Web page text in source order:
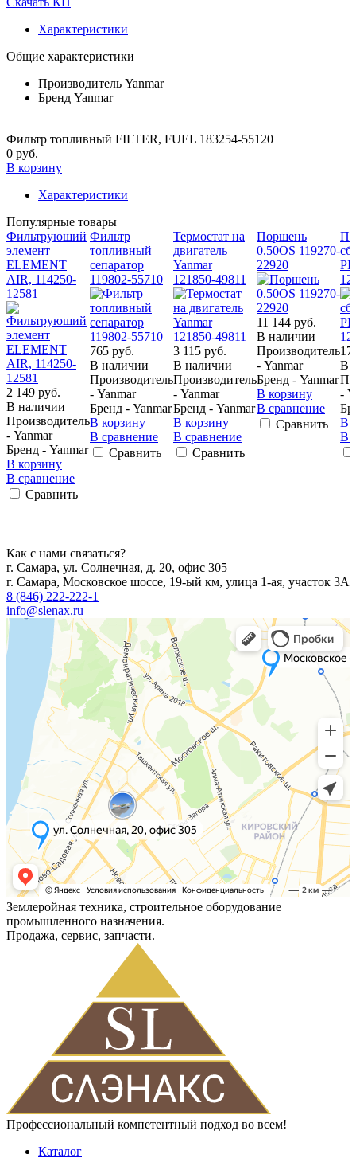
Характеристики
Общие характеристики
Производитель Yanmar
Бренд Yanmar
Фильтр топливный FILTER, FUEL 183254-55120
0 руб.
В корзину
Характеристики
Популярные товары
Фильтруюший
элемент
ELEMENT
AIR, 114250-
12581
2 149 руб.
В наличии
Производитель
- Yanmar
Бренд - Yanmar
В корзину
В сравнение
Сравнить
Фильтр
топливный
сепаратор
119802-55710
765 руб.
В наличии
Производитель
- Yanmar
Бренд - Yanmar
В корзину
В сравнение
Сравнить
Термостат на
двигатель
Yanmar
121850-49811
3 115 руб.
В наличии
Производитель
- Yanmar
Бренд - Yanmar
В корзину
В сравнение
Сравнить
Поршень
0.50OS 119270-
22920
11 144 руб.
В наличии
Производитель
- Yanmar
Бренд - Yanmar
В корзину
В сравнение
Сравнить
17
В
-
В
В
Как с нами связаться?
г. Самара, ул. Солнечная, д. 20, офис 305
г. Самара, Московское шоссе, 19-ый км, улица 1-ая, участок 3А
8 (846) 222-222-1
info@slenax.ru
Землеройная техника, строительное оборудование
промышленного назначения.
Продажа, сервис, запчасти.
Профессиональный компетентный подход во всем!
Каталог